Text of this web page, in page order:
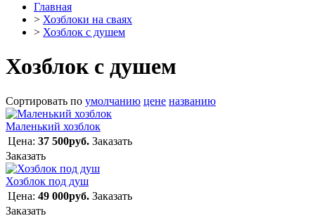
Главная
> Хозблоки на сваях
> Хозблок с душем
Хозблок с душем
Сортировать по умолчанию цене названию
Маленький хозблок
Цена: 37 500руб. Заказать
Заказать
Хозблок под душ
Цена: 49 000руб. Заказать
Заказать